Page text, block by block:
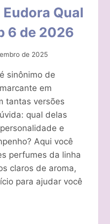
Qual
6 de 2026
de 2025
sinônimo de
em
tantas versões
qual delas
e
Aqui você
perfumes da linha
claros de aroma,
para ajudar você